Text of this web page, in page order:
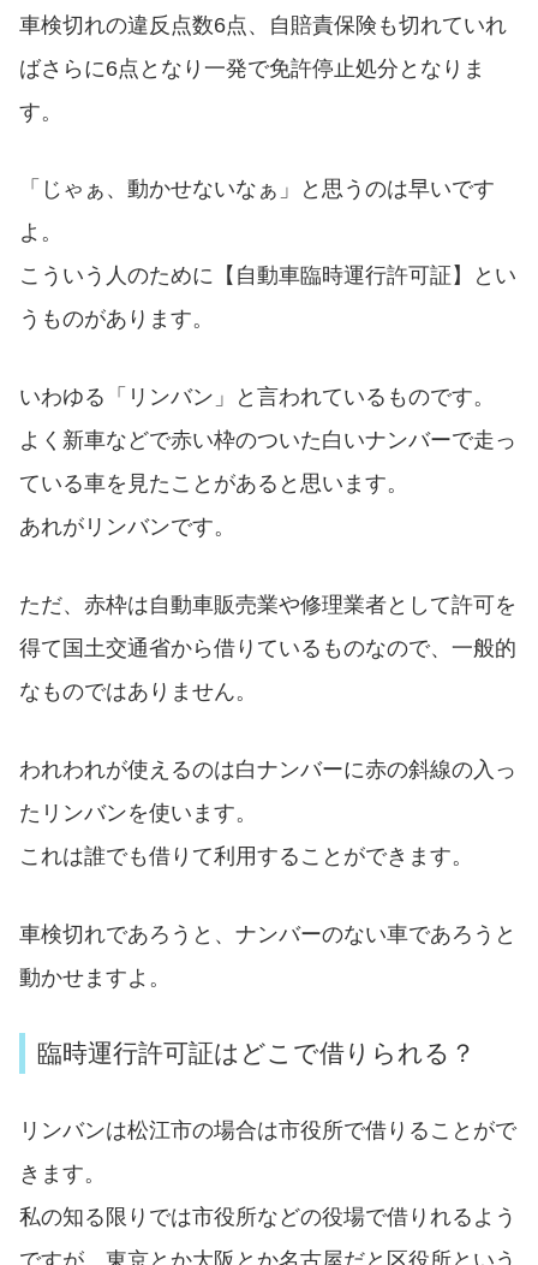
車検切れの違反点数6点、自賠責保険も切れていれ
ばさらに6点となり一発で免許停止処分となりま
す。
「じゃぁ、動かせないなぁ」と思うのは早いです
よ。
こういう人のために【自動車臨時運行許可証】とい
うものがあります。
いわゆる「リンバン」と言われているものです。
よく新車などで赤い枠のついた白いナンバーで走っ
ている車を見たことがあると思います。
あれがリンバンです。
ただ、赤枠は自動車販売業や修理業者として許可を
得て国土交通省から借りているものなので、一般的
なものではありません。
われわれが使えるのは白ナンバーに赤の斜線の入っ
たリンバンを使います。
これは誰でも借りて利用することができます。
車検切れであろうと、ナンバーのない車であろうと
動かせますよ。
臨時運行許可証はどこで借りられる？
リンバンは松江市の場合は市役所で借りることがで
きます。
私の知る限りでは市役所などの役場で借りれるよう